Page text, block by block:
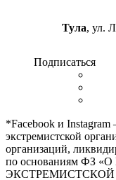
Тула, ул.
Подписаться
*Facebook и
экстремистской
организаций,
по основаниям ФЗ
ЭКСТРЕМИСТСКОЙ